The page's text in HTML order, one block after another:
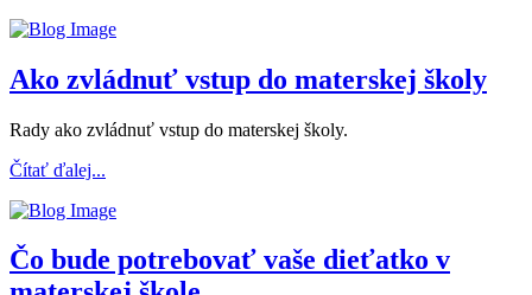
Ako zvládnuť vstup do materskej školy
Rady ako zvládnuť vstup do materskej školy.
Čítať ďalej...
Čo bude potrebovať vaše dieťatko v